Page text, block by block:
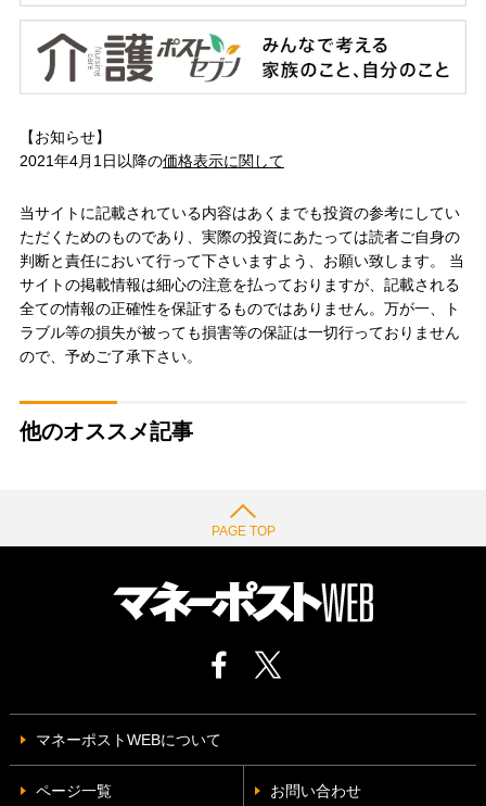
【お知らせ】
2021年4月1日以降の価格表示に関して
当サイトに記載されている内容はあくまでも投資の参考にしてい
ただくためのものであり、実際の投資にあたっては読者ご自身の
判断と責任において行って下さいますよう、お願い致します。 当
サイトの掲載情報は細心の注意を払っておりますが、記載される
全ての情報の正確性を保証するものではありません。万が一、ト
ラブル等の損失が被っても損害等の保証は一切行っておりません
ので、予めご了承下さい。
他のオススメ記事
PAGE TOP
マネーポストWEBについて
ページ一覧 お問い合わせ